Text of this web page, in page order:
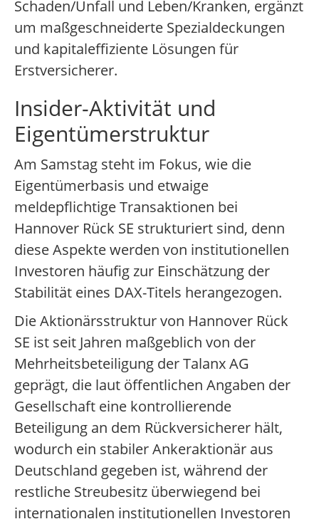
Schaden/Unfall und Leben/Kranken, ergänzt
um maßgeschneiderte Spezialdeckungen
und kapitaleffiziente Lösungen für
Erstversicherer.
Insider-Aktivität und
Eigentümerstruktur
Am Samstag steht im Fokus, wie die
Eigentümerbasis und etwaige
meldepflichtige Transaktionen bei
Hannover Rück SE strukturiert sind, denn
diese Aspekte werden von institutionellen
Investoren häufig zur Einschätzung der
Stabilität eines DAX-Titels herangezogen.
Die Aktionärsstruktur von Hannover Rück
SE ist seit Jahren maßgeblich von der
Mehrheitsbeteiligung der Talanx AG
geprägt, die laut öffentlichen Angaben der
Gesellschaft eine kontrollierende
Beteiligung an dem Rückversicherer hält,
wodurch ein stabiler Ankeraktionär aus
Deutschland gegeben ist, während der
restliche Streubesitz überwiegend bei
internationalen institutionellen Investoren